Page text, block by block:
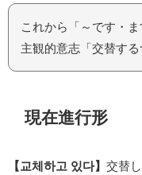
これから「～です・
主観的意志「交替す
現在進行形
【교체하고 있다】 交替